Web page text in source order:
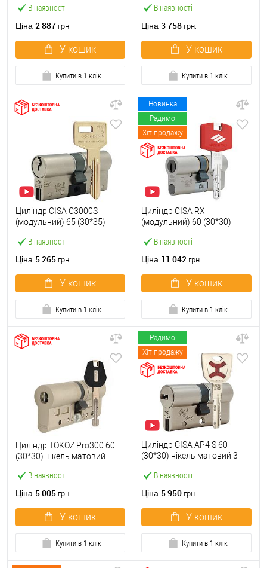
В наявності
Ціна 2 887 грн.
У кошик
Купити в 1 клік
В наявності
Ціна 3 758 грн.
У кошик
Купити в 1 клік
В наявності
Циліндр CISA C3000S
(модульний) 65 (30*35)
Ціна 5 265 грн.
У кошик
Купити в 1 клік
Новинка
Радимо
Хіт продажу
В наявності
Циліндр CISA RX
(модульний) 60 (30*30)
Ціна 11 042 грн.
У кошик
Купити в 1 клік
В наявності
Циліндр TOKOZ Pro300 60
(30*30) нікель матовий
Ціна 5 005 грн.
У кошик
Купити в 1 клік
Радимо
Хіт продажу
В наявності
Циліндр CISA AP4 S 60
(30*30) нікель матовий 3
Ціна 5 950 грн.
У кошик
Купити в 1 клік